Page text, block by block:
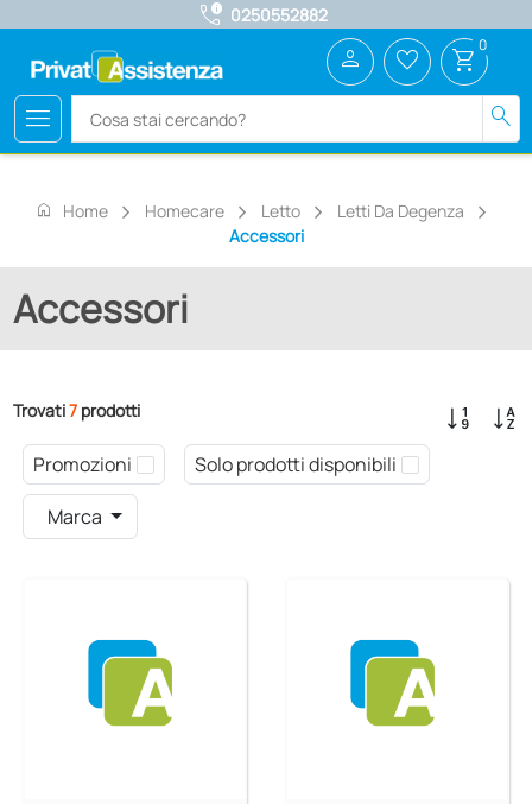
call_quality 0250552882
menu search
person favorite_border shopping_cart 0
home Home Homecare Letto
Letti Da Degenza
Accessori
Accessori
Trovati7 prodotti
Promozioni
Solo prodotti disponibili
Marca